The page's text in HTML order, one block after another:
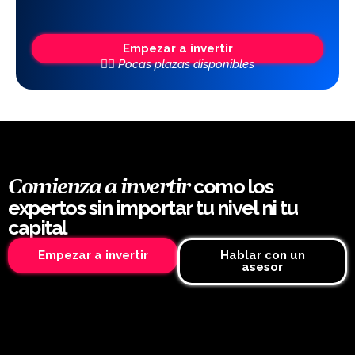
Empezar a invertir
👆🏼 Pocas plazas disponibles
Comienza a invertircomo los
expertos sin importar tu nivel ni tu
capital
Empezar a invertir
Hablar con un
asesor